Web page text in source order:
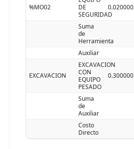
%MO02
DE
SEGURIDAD
0.020000
Suma
de
Herramienta
Auxiliar
EXCAVACION
EXCAVACION
CON
EQUIPO
PESADO
0.300000
Suma
de
Auxiliar
Costo
Directo